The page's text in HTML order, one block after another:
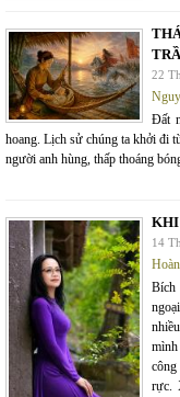
22
Đất
hoang. Lịch sử chúng ta khởi đi
người anh hùng, thấp thoáng
KHI
14
Bích
công
rực.